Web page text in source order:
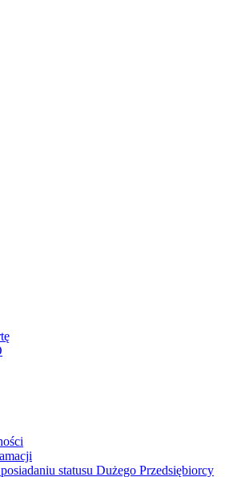
statusu Dużego Przedsiębiorcy